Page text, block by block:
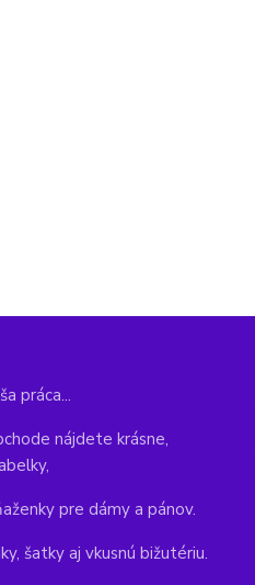
práca...
nájdete krásne,
pre dámy a pánov.
šatky aj vkusnú bižutériu.